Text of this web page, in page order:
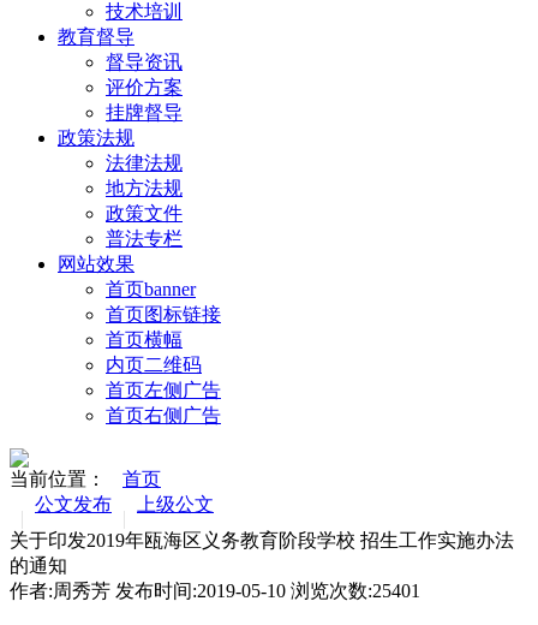
技术培训
教育督导
督导资讯
评价方案
挂牌督导
政策法规
法律法规
地方法规
政策文件
普法专栏
网站效果
首页banner
首页图标链接
首页横幅
内页二维码
首页左侧广告
首页右侧广告
当前位置：
首页
公文发布
上级公文
关于印发2019年瓯海区义务教育阶段学校 招生工作实施办法
的通知
作者:周秀芳 发布时间:2019-05-10 浏览次数:25401